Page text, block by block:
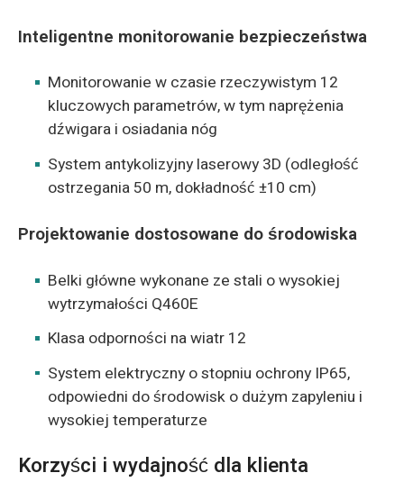
Inteligentne monitorowanie bezpieczeństwa
Monitorowanie w czasie rzeczywistym 12
kluczowych parametrów, w tym naprężenia
dźwigara i osiadania nóg
System antykolizyjny laserowy 3D (odległość
ostrzegania 50 m, dokładność ±10 cm)
Projektowanie dostosowane do środowiska
Belki główne wykonane ze stali o wysokiej
wytrzymałości Q460E
Klasa odporności na wiatr 12
System elektryczny o stopniu ochrony IP65,
odpowiedni do środowisk o dużym zapyleniu i
wysokiej temperaturze
Korzyści i wydajność dla klienta